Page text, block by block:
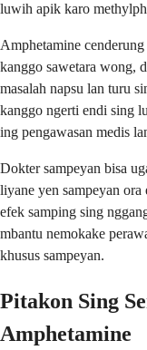
luwih apik karo
Amphetamine
kanggo sawetara wong,
masalah napsu lan turu
kanggo ngerti endi sing
ing pengawasan medis
Dokter sampeyan bisa
liyane yen sampeyan
efek samping sing
mbantu nemokake
khusus sampeyan.
Pitakon Sing
Amphetamine